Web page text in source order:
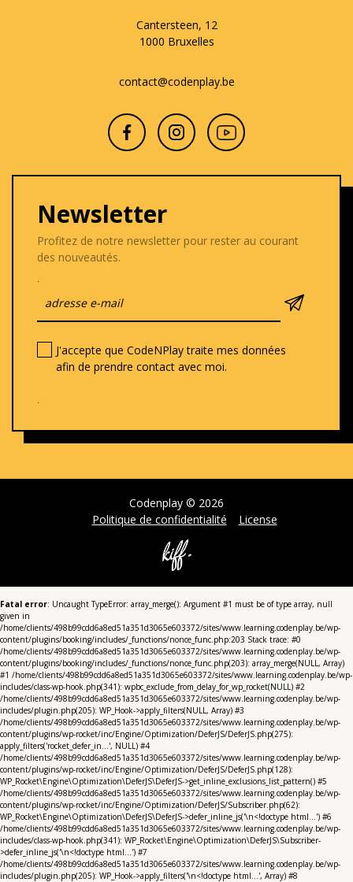
Cantersteen, 12
1000 Bruxelles
contact@codenplay.be
Newsletter
Profitez de notre newsletter pour rester au courant
des nouveautés.
.
J'accepte que CodeNPlay traite mes données
afin de prendre contact avec moi.
.
Codenplay © 2026
Politique de confidentialité
License
Fatal error: Uncaught TypeError: array_merge(): Argument #1 must be of type array, null
given in
/home/clients/498b99cdd6a8ed51a351d3065e603372/sites/www.learning.codenplay.be/wp-
content/plugins/booking/includes/_functions/nonce_func.php:203 Stack trace: #0
/home/clients/498b99cdd6a8ed51a351d3065e603372/sites/www.learning.codenplay.be/wp-
content/plugins/booking/includes/_functions/nonce_func.php(203): array_merge(NULL, Array)
#1 /home/clients/498b99cdd6a8ed51a351d3065e603372/sites/www.learning.codenplay.be/wp-
includes/class-wp-hook.php(341): wpbc_exclude_from_delay_for_wp_rocket(NULL) #2
/home/clients/498b99cdd6a8ed51a351d3065e603372/sites/www.learning.codenplay.be/wp-
includes/plugin.php(205): WP_Hook->apply_filters(NULL, Array) #3
/home/clients/498b99cdd6a8ed51a351d3065e603372/sites/www.learning.codenplay.be/wp-
content/plugins/wp-rocket/inc/Engine/Optimization/DeferJS/DeferJS.php(275):
apply_filters('rocket_defer_in...', NULL) #4
/home/clients/498b99cdd6a8ed51a351d3065e603372/sites/www.learning.codenplay.be/wp-
content/plugins/wp-rocket/inc/Engine/Optimization/DeferJS/DeferJS.php(128):
WP_Rocket\Engine\Optimization\DeferJS\DeferJS->get_inline_exclusions_list_pattern() #5
/home/clients/498b99cdd6a8ed51a351d3065e603372/sites/www.learning.codenplay.be/wp-
content/plugins/wp-rocket/inc/Engine/Optimization/DeferJS/Subscriber.php(62):
WP_Rocket\Engine\Optimization\DeferJS\DeferJS->defer_inline_js('\n<!doctype html...') #6
/home/clients/498b99cdd6a8ed51a351d3065e603372/sites/www.learning.codenplay.be/wp-
includes/class-wp-hook.php(341): WP_Rocket\Engine\Optimization\DeferJS\Subscriber-
>defer_inline_js('\n<!doctype html...') #7
/home/clients/498b99cdd6a8ed51a351d3065e603372/sites/www.learning.codenplay.be/wp-
includes/plugin.php(205): WP_Hook->apply_filters('\n<!doctype html...', Array) #8